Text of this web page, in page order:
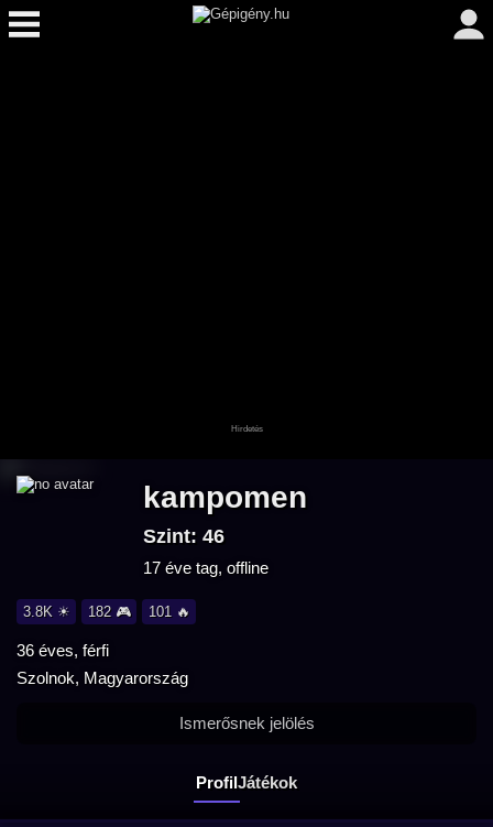
kampomen
Szint: 46
17 éve tag, offline
3.8K ☀ 182 🎮 101 🔥
36 éves, férfi
Szolnok, Magyarország
ProfilJátékok
Ismerősnek jelölés